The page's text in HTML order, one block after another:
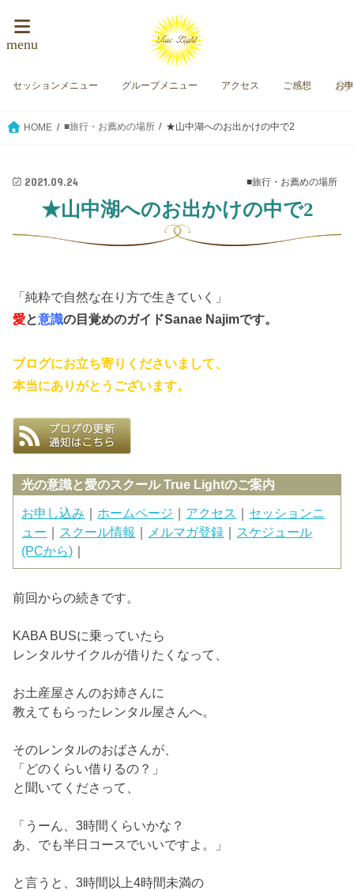
menu
セッションメニュー グループメニュー アクセス ご感想 お
HOME ■旅行・お薦めの場所 ★山中湖へのお出かけの中で2
■旅行・お薦めの場所
2021.09.24
★山中湖へのお出かけの中で2
「純粋で自然な在り方で生きていく」
愛と意識の目覚めのガイドSanae Najimです。
ブログにお立ち寄りくださいまして、
本当にありがとうございます。
光の意識と愛のスクール True Lightのご案内
お申し込み ｜ ホームページ ｜ アクセス ｜ セッションニ
ュー ｜ スクール情報 ｜ メルマガ登録 ｜ スケジュール
(PCから) ｜
前回からの続きです。
KABA BUSに乗っていたら
レンタルサイクルが借りたくなって、
お土産屋さんのお姉さんに
教えてもらったレンタル屋さんへ。
そのレンタルのおばさんが、
「どのくらい借りるの？」
と聞いてくださって、
「うーん、3時間くらいかな？
あ、でも半日コースでいいですよ。」
と言うと、3時間以上4時間未満の